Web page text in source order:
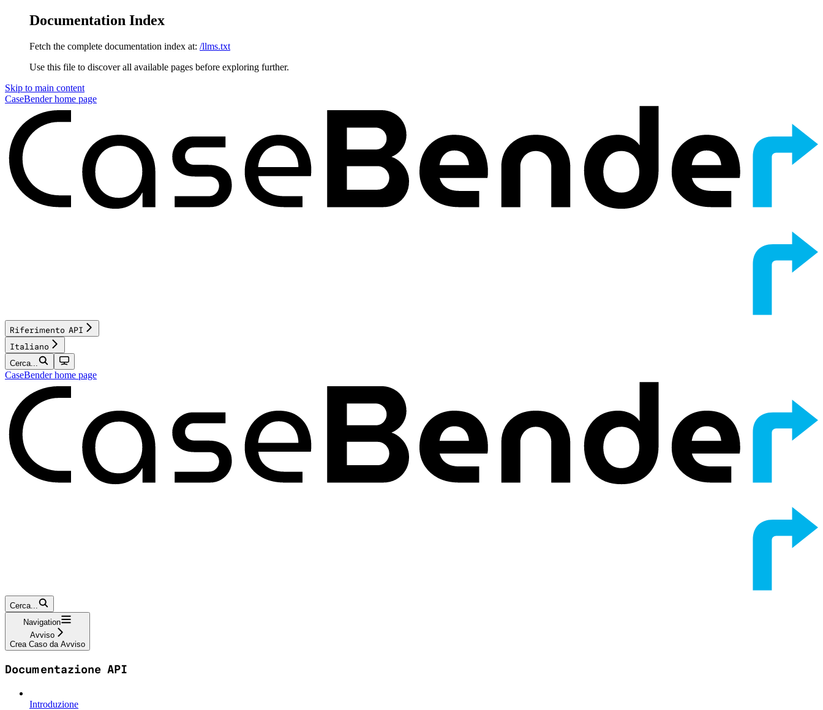
Documentation Index
Fetch the complete documentation index at: /llms.txt
Use this file to discover all available pages before exploring further.
Skip to main content
CaseBenderhome page
Riferimento API
Italiano
Cerca...
CaseBenderhome page
Cerca...
Navigation
Avviso
Crea Caso da Avviso
Documentazione API
Introduzione